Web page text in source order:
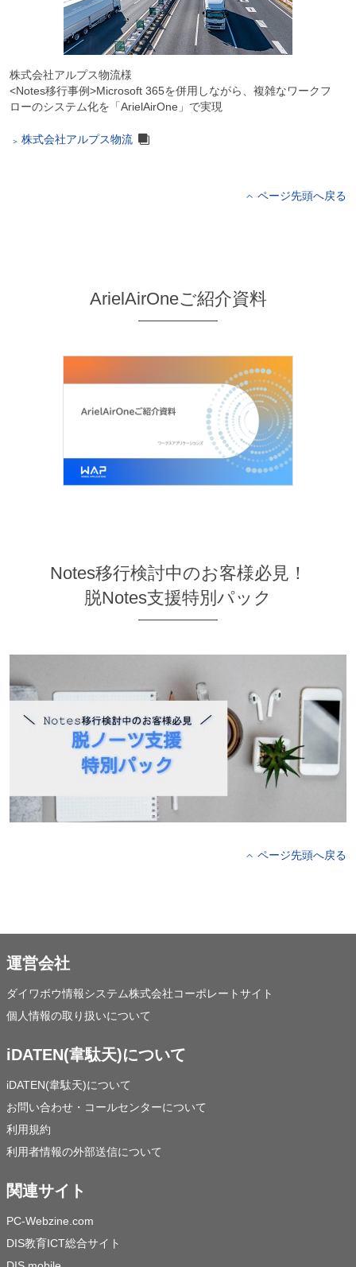
株式会社アルプス物流様
<Notes移行事例>Microsoft 365を併用しながら、複雑なワークフ
ローのシステム化を「ArielAirOne」で実現
株式会社アルプス物流
ページ先頭へ戻る
ArielAirOneご紹介資料
Notes移行検討中のお客様必見！
脱Notes支援特別パック
ページ先頭へ戻る
運営会社
ダイワボウ情報システム株式会社コーポレートサイト
個人情報の取り扱いについて
iDATEN(韋駄天)について
iDATEN(韋駄天)について
お問い合わせ・コールセンターについて
利用規約
利用者情報の外部送信について
関連サイト
PC-Webzine.com
DIS教育ICT総合サイト